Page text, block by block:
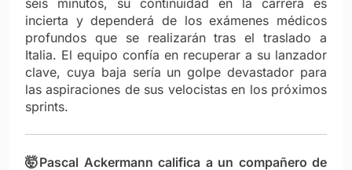
incierta y dependerá de los exámenes médicos
profundos que se realizarán tras el traslado a
Italia. El equipo confía en recuperar a su lanzador
clave, cuya baja sería un golpe devastador para
las aspiraciones de sus velocistas en los próximos
sprints.
🤯Pascal Ackermann califica a un compañero de